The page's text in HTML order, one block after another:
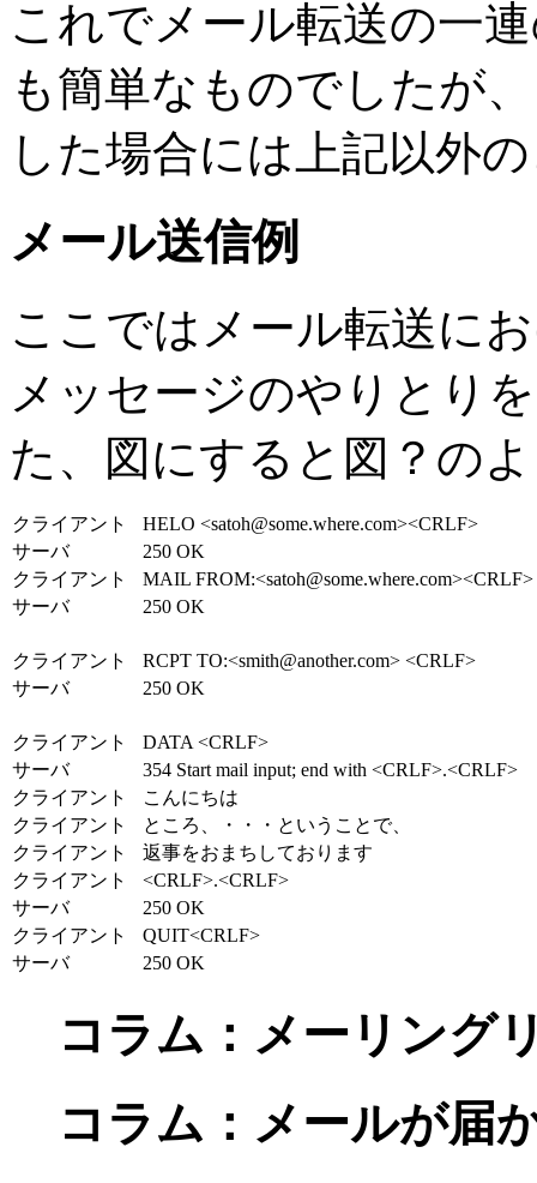
これでメール転送の一
も簡単なものでしたが
した場合には上記以外
メール送信例
ここではメール転送に
メッセージのやりとり
た、図にすると図？の
クライアント
HELO <satoh@some.where.com><CRLF>
サーバ
250 OK
クライアント
MAIL FROM:<satoh@some.where.com><CRLF>
サーバ
250 OK
クライアント
RCPT TO:<smith@another.com> <CRLF>
サーバ
250 OK
クライアント
DATA <CRLF>
サーバ
354 Start mail input; end with <CRLF>.<CRLF>
クライアント
こんにちは
クライアント
ところ、・・・ということで、
クライアント
返事をおまちしております
クライアント
<CRLF>.<CRLF>
サーバ
250 OK
クライアント
QUIT<CRLF>
サーバ
250 OK
コラム：メーリング
コラム：メールが届